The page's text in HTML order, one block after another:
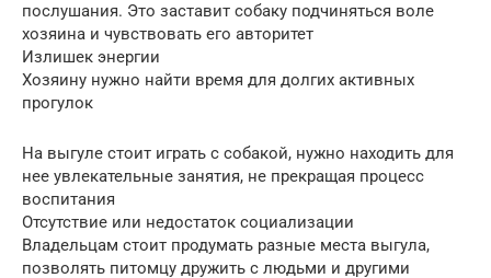
послушания. Это заставит собаку подчиняться воле
хозяина и чувствовать его авторитет
Излишек энергии
Хозяину нужно найти время для долгих активных
прогулок
На выгуле стоит играть с собакой, нужно находить для
нее увлекательные занятия, не прекращая процесс
воспитания
Отсутствие или недостаток социализации
Владельцам стоит продумать разные места выгула,
позволять питомцу дружить с людьми и другими